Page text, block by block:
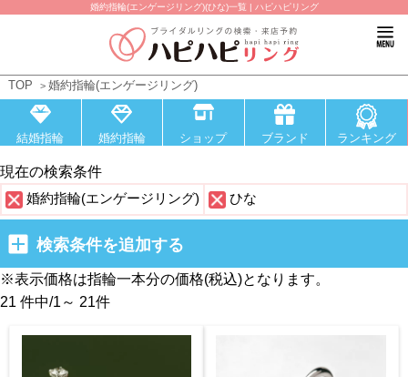
婚約指輪(エンゲージリング)(ひな)一覧 | ハピハピリング
TOP 婚約指輪(エンゲージリング)
結婚指輪 婚約指輪 ショップ ブランド ランキング
現在の検索条件
婚約指輪(エンゲージリング) ひな
検索条件を追加する
※表示価格は指輪一本分の価格(税込)となります。
21 件中/1～ 21件